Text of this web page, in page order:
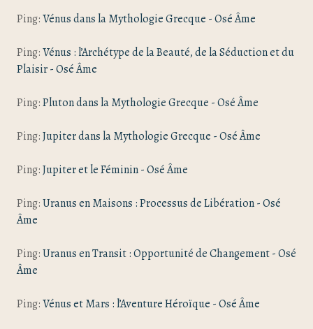
Ping:Vénus dans la Mythologie Grecque - Osé Âme
Ping:Vénus : l’Archétype de la Beauté, de la Séduction et du
Plaisir - Osé Âme
Ping:Pluton dans la Mythologie Grecque - Osé Âme
Ping:Jupiter dans la Mythologie Grecque - Osé Âme
Ping:Jupiter et le Féminin - Osé Âme
Ping:Uranus en Maisons : Processus de Libération - Osé
Âme
Ping:Uranus en Transit : Opportunité de Changement - Osé
Âme
Ping:Vénus et Mars : l’Aventure Héroïque - Osé Âme